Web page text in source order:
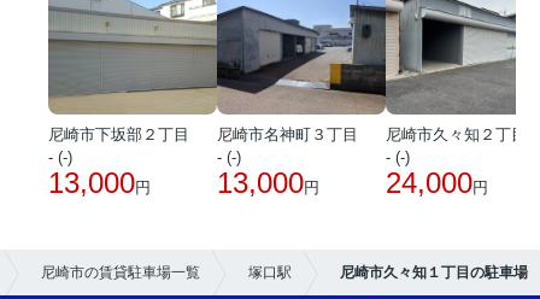
尼崎市下坂部２丁目
- (-)
13,000円
尼崎市名神町３丁目
- (-)
13,000円
尼崎市久々知２丁目
- (-)
24,000円
尼崎市の賃貸駐車場一覧 塚口駅 尼崎市久々知１丁目の駐車場